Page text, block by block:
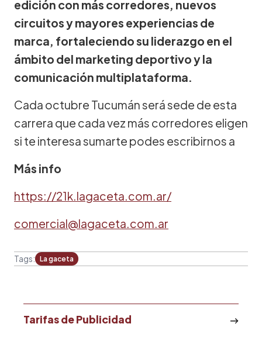
edición con más corredores, nuevos
circuitos y mayores experiencias de
marca, fortaleciendo su liderazgo en el
ámbito del marketing deportivo y la
comunicación multiplataforma.
Cada octubre Tucumán será sede de esta
carrera que cada vez más corredores eligen
si te interesa sumarte podes escribirnos a
Más info
https://21k.lagaceta.com.ar/
comercial@lagaceta.com.ar
Tags: La gaceta
Tarifas de Publicidad